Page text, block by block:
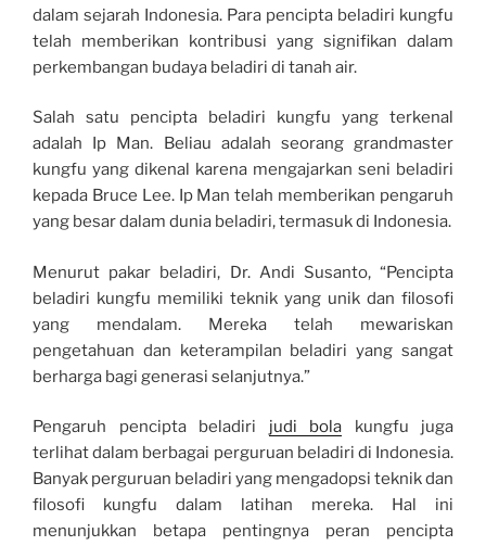
dalam sejarah Indonesia. Para pencipta beladiri kungfu
telah memberikan kontribusi yang signifikan dalam
perkembangan budaya beladiri di tanah air.
Salah satu pencipta beladiri kungfu yang terkenal
adalah Ip Man. Beliau adalah seorang grandmaster
kungfu yang dikenal karena mengajarkan seni beladiri
kepada Bruce Lee. Ip Man telah memberikan pengaruh
yang besar dalam dunia beladiri, termasuk di Indonesia.
Menurut pakar beladiri, Dr. Andi Susanto, “Pencipta
beladiri kungfu memiliki teknik yang unik dan filosofi
yang mendalam. Mereka telah mewariskan
pengetahuan dan keterampilan beladiri yang sangat
berharga bagi generasi selanjutnya.”
Pengaruh pencipta beladiri judi bola kungfu juga
terlihat dalam berbagai perguruan beladiri di Indonesia.
Banyak perguruan beladiri yang mengadopsi teknik dan
filosofi kungfu dalam latihan mereka. Hal ini
menunjukkan betapa pentingnya peran pencipta